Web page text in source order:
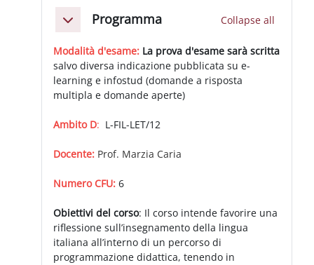
CollapseProgramma Collapse all
Modalità d'esame: La prova d'esame sarà scritta
salvo diversa indicazione pubblicata su e-
learning e infostud (domande a risposta
multipla e domande aperte)
Ambito D: L-FIL-LET/12
Docente: Prof. Marzia Caria
Numero CFU: 6
Obiettivi del corso: Il corso intende favorire una
riflessione sull’insegnamento della lingua
italiana all’interno di un percorso di
programmazione didattica, tenendo in